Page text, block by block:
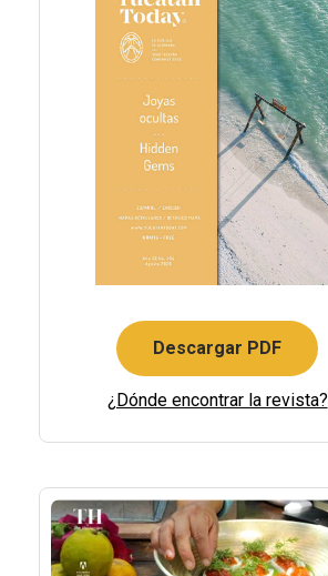
Descargar PDF
¿Dónde encontrar la revista?